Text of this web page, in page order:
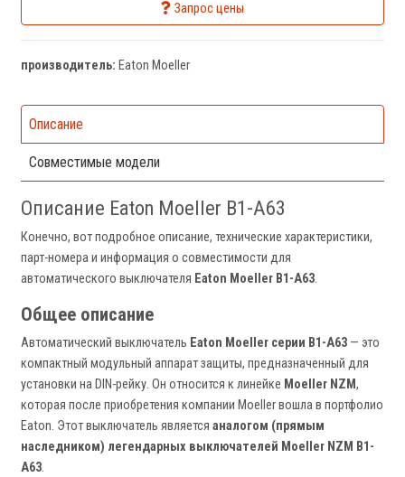
Запрос цены
производитель: Eaton Moeller
Описание
Совместимые модели
Описание Eaton Moeller B1-A63
Конечно, вот подробное описание, технические характеристики,
парт-номера и информация о совместимости для
автоматического выключателя Eaton Moeller B1-A63.
Общее описание
Автоматический выключатель Eaton Moeller серии B1-A63 — это
компактный модульный аппарат защиты, предназначенный для
установки на DIN-рейку. Он относится к линейке Moeller NZM,
которая после приобретения компании Moeller вошла в портфолио
Eaton. Этот выключатель является аналогом (прямым
наследником) легендарных выключателей Moeller NZM B1-
A63.